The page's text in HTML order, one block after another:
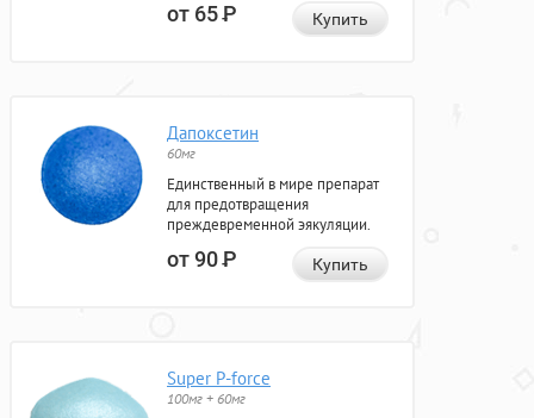
от 65Р Купить
Дапоксетин
60мг
Единственный в мире препарат
для предотвращения
преждевременной эякуляции.
от 90Р Купить
Super P-force
100мг + 60мг